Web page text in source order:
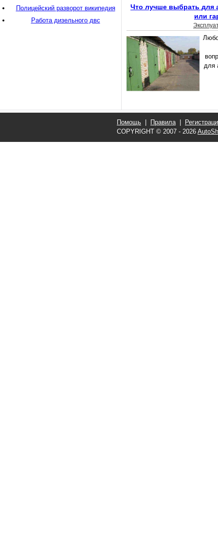
Что лучше выбрать для
или
для
Полицейский разворот википедия
Работа дизельного двс
Помощь Правила|
COPYRIGHT © 2007 - 2026